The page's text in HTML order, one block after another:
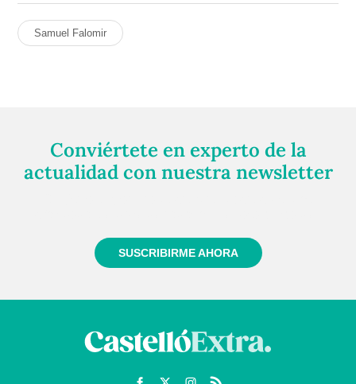
Samuel Falomir
Conviértete en experto de la
actualidad con nuestra newsletter
SUSCRIBIRME AHORA